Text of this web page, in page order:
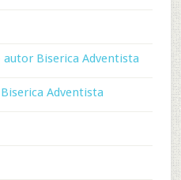
Biserica Adventista
Adventista